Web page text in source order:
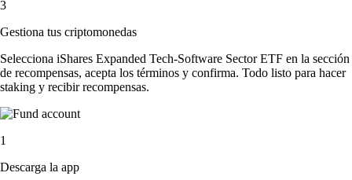
3
Gestiona tus criptomonedas
Selecciona iShares Expanded Tech-Software Sector ETF en la sección
de recompensas, acepta los términos y confirma. Todo listo para hacer
staking y recibir recompensas.
1
Descarga la app